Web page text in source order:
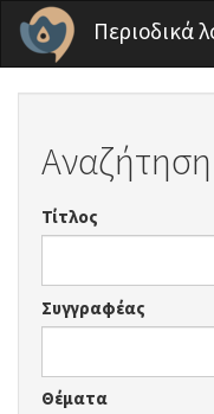
Παράκαμψη προς το κυρίως
Περιοδικά
Τίτλος
Συγγραφέας
Θέματα